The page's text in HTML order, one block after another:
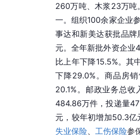
260万吨、木浆23万吨
一。组织100余家企业
事达和新美达获批品
元。全年新批外资企业
比上年下降15.5%。其
下降29.0%。商品房
20.1%。邮政业务总
484.86万件，投递量
元，较年初增加50.3亿
失业保险
工伤保险参